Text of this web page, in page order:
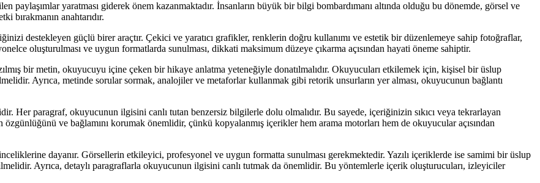
paylaşımlar yaratması giderek önem kazanmaktadır. İnsanların büyük bir bilgi bombardımanı altında olduğu bu dönemde, görsel ve
bırakmanın anahtarıdır.
destekleyen güçlü birer araçtır. Çekici ve yaratıcı grafikler, renklerin doğru kullanımı ve estetik bir düzenlemeye sahip fotoğraflar,
oluşturulması ve uygun formatlarda sunulması, dikkati maksimum düzeye çıkarma açısından hayati öneme sahiptir.
bir metin, okuyucuyu içine çeken bir hikaye anlatma yeteneğiyle donatılmalıdır. Okuyucuları etkilemek için, kişisel bir üslup
Ayrıca, metinde sorular sormak, analojiler ve metaforlar kullanmak gibi retorik unsurların yer alması, okuyucunun bağlantı
Her paragraf, okuyucunun ilgisini canlı tutan benzersiz bilgilerle dolu olmalıdır. Bu sayede, içeriğinizin sıkıcı veya tekrarlayan
ve bağlamını korumak önemlidir, çünkü kopyalanmış içerikler hem arama motorları hem de okuyucular açısından
dayanır. Görsellerin etkileyici, profesyonel ve uygun formatta sunulması gerekmektedir. Yazılı içeriklerde ise samimi bir üslup
Ayrıca, detaylı paragraflarla okuyucunun ilgisini canlı tutmak da önemlidir. Bu yöntemlerle içerik oluşturucuları, izleyiciler